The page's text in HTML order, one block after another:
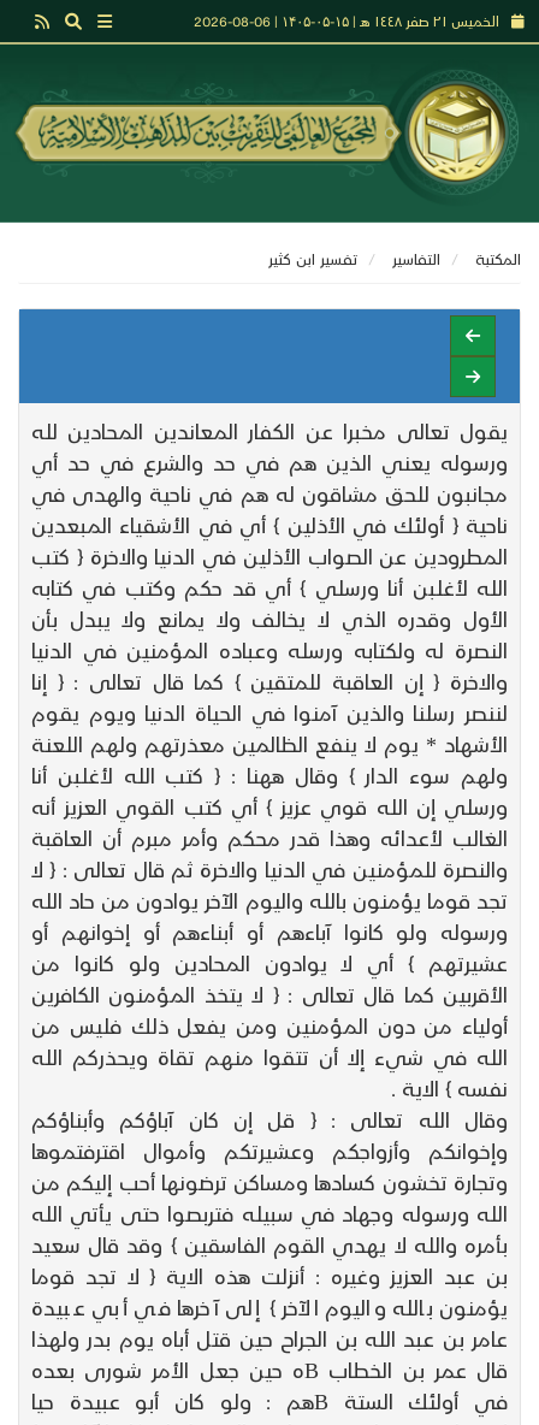
الخميس ٢١ صفر ١٤٤٨ هـ | ۱۵-۰۵-۱۴۰۵ | 06-08-2026
المكتبة التفاسير تفـسير ابن كثير
يقول تعالى مخبرا عن الكفار المعاندين المحادين لله
ورسوله يعني الذين هم في حد والشرع في حد أي
مجانبون للحق مشاقون له هم في ناحية والهدى في
ناحية { أولئك في الأذلين } أي في الأشقياء المبعدين
المطرودين عن الصواب الأذلين في الدنيا والاخرة { كتب
الله لأغلبن أنا ورسلي } أي قد حكم وكتب في كتابه
الأول وقدره الذي لا يخالف ولا يمانع ولا يبدل بأن
النصرة له ولكتابه ورسله وعباده المؤمنين في الدنيا
والاخرة { إن العاقبة للمتقين } كما قال تعالى : { إنا
لننصر رسلنا والذين آمنوا في الحياة الدنيا ويوم يقوم
الأشهاد * يوم لا ينفع الظالمين معذرتهم ولهم اللعنة
ولهم سوء الدار } وقال ههنا : { كتب الله لأغلبن أنا
ورسلي إن الله قوي عزيز } أي كتب القوي العزيز أنه
الغالب لأعدائه وهذا قدر محكم وأمر مبرم أن العاقبة
والنصرة للمؤمنين في الدنيا والاخرة ثم قال تعالى : { لا
تجد قوما يؤمنون بالله واليوم الآخر يوادون من حاد الله
ورسوله ولو كانوا آباءهم أو أبناءهم أو إخوانهم أو
عشيرتهم } أي لا يوادون المحادين ولو كانوا من
الأقربين كما قال تعالى : { لا يتخذ المؤمنون الكافرين
أولياء من دون المؤمنين ومن يفعل ذلك فليس من
الله في شيء إلا أن تتقوا منهم تقاة ويحذركم الله
نفسه } الاية .
وقال الله تعالى : { قل إن كان آباؤكم وأبناؤكم
وإخوانكم وأزواجكم وعشيرتكم وأموال اقترفتموها
وتجارة تخشون كسادها ومساكن ترضونها أحب إليكم من
الله ورسوله وجهاد في سبيله فتربصوا حتى يأتي الله
بأمره والله لا يهدي القوم الفاسقين } وقد قال سعيد
بن عبد العزيز وغيره : أنزلت هذه الاية { لا تجد قوما
يؤمنون بالله واليوم الآخر } إلى آخرها في أبي عبيدة
عامر بن عبد الله بن الجراح حين قتل أباه يوم بدر ولهذا
قال عمر بن الخطاب Bه حين جعل الأمر شورى بعده
في أولئك الستة Bهم : ولو كان أبو عبيدة حيا